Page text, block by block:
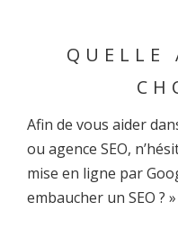
QUELLE
Afin de vous aider
ou agence SEO,
mise en ligne par
embaucher un SEO ?